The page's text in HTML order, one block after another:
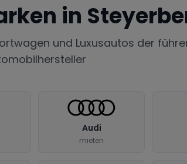
in
und Luxusautos der
Audi
mieten